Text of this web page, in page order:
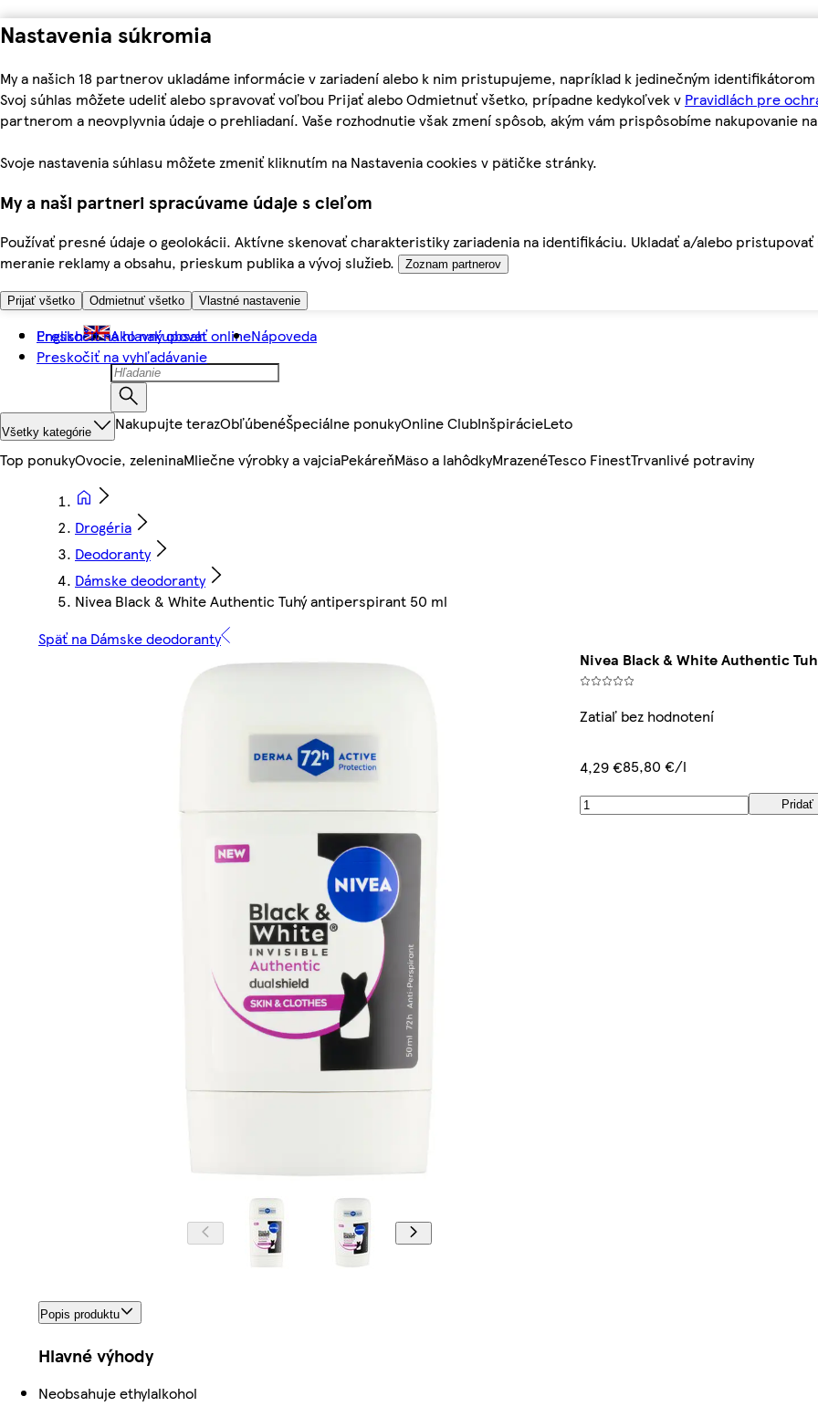
Nastavenia súkromia
My a našich 18 partnerov ukladáme informácie v zariadení alebo k nim pristupujeme, napríklad k jedinečným
Svoj súhlas môžete udeliť alebo spravovať voľbou Prijať alebo Odmietnuť všetko, prípadne kedykoľvek v Pravidlách pre
partnerom a neovplyvnia údaje o prehliadaní. Vaše rozhodnutie však zmení spôsob, akým vám prispôsobíme nakupovanie
Svoje nastavenia súhlasu môžete zmeniť kliknutím na Nastavenia cookies v pätičke stránky.
My a naši partneri spracúvame údaje s cieľom
Používať presné údaje o geolokácii. Aktívne skenovať charakteristiky zariadenia na identifikáciu. Ukladať a/alebo
meranie reklamy a obsahu, prieskum publika a vývoj služieb.
Zoznam partnerov
Prijať všetko Odmietnuť všetko Vlastné nastavenie
Preskočiť na hlavný obsah
Preskočiť na vyhľadávanie
English Ako nakupovať onlineNápoveda
Všetky kategórie Nakupujte terazObľúbenéŠpeciálne ponukyOnline ClubInšpirácieLeto
Top ponukyOvocie, zeleninaMliečne výrobky a vajciaPekáreňMäso a lahôdkyMrazenéTesco FinestTrvanlivé potraviny
Drogéria
Deodoranty
Dámske deodoranty
Nivea Black & White Authentic Tuhý antiperspirant 50 ml
Späť na Dámske deodoranty
Nivea Black & White Authentic
Zatiaľ bez hodnotení
4,29 €85,80 €/l
Pridať
Popis produktu
Hlavné výhody
Neobsahuje ethylalkohol